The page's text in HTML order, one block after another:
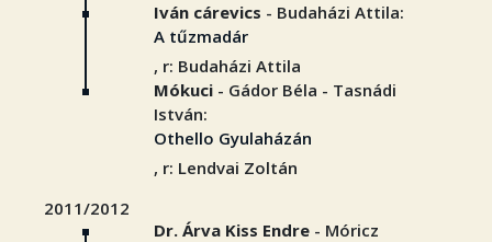
Iván cárevics - Budaházi Attila:
A tűzmadár
, r: Budaházi Attila
Mókuci - Gádor Béla - Tasnádi
István:
Othello Gyulaházán
, r: Lendvai Zoltán
2011/2012
Dr. Árva Kiss Endre - Móricz